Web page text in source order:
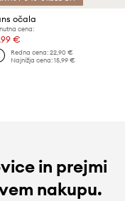
očala
cena:
€
Redna cena: 22,90 €
Najnižja cena: 15,99 €
in prejmi
nakupu.